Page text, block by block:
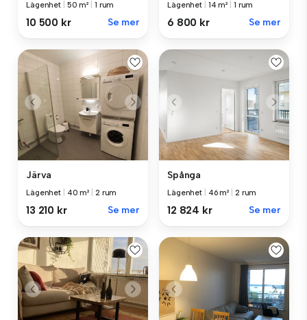
Lägenhet 50 m² 1 rum
10 500 kr Se mer
Lägenhet 14 m² 1 rum
6 800 kr Se mer
Järva
Lägenhet 40 m² 2 rum
13 210 kr Se mer
Spånga
Lägenhet 46 m² 2 rum
12 824 kr Se mer